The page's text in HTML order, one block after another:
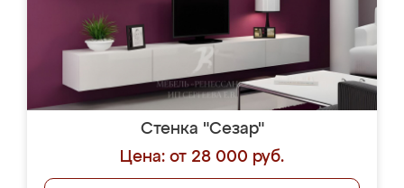
Стенка "Сезар"
Цена: от 28 000 руб.